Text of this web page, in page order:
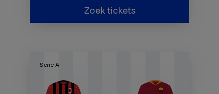
Zoek tickets
Serie A